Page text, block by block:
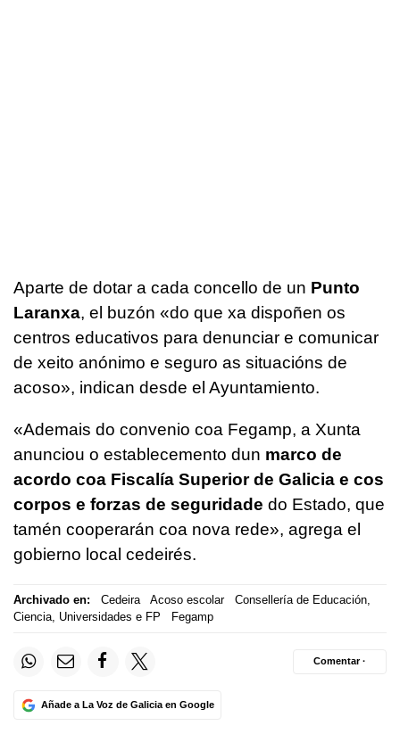
Aparte de dotar a cada concello de un Punto
Laranxa, el buzón «do que xa dispoñen os
centros educativos para denunciar e comunicar
de xeito anónimo e seguro as situacións de
acoso», indican desde el Ayuntamiento.
«Ademais do convenio coa Fegamp, a Xunta
anunciou o establecemento dun marco de
acordo coa Fiscalía Superior de Galicia e cos
corpos e forzas de seguridade do Estado, que
tamén cooperarán coa nova rede», agrega el
gobierno local cedeirés.
Archivado en: Cedeira Acoso escolar
Consellería de Educación,
Ciencia, Universidades e FP
Fegamp
Añade a La Voz de Galicia en Google
Comentar ·